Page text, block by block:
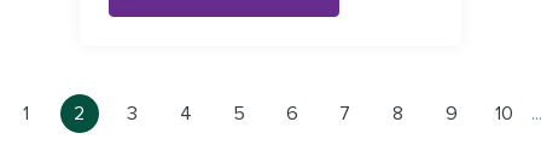
1 2 3 4 5 6 7 8 9 10 ...